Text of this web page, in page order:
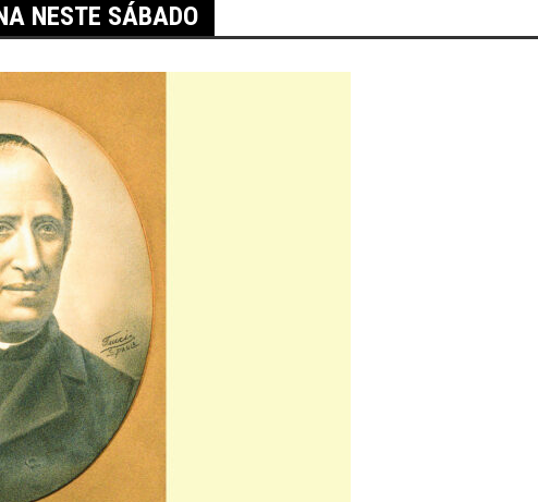
NESTE SÁBADO